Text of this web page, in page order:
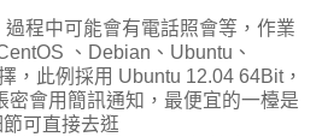
程中可能會有電話照會等，作業
、Debian、Ubuntu、
，此例採用 Ubuntu 12.04 64Bit，
密會用簡訊通知，最便宜的一檯是
可直接去逛